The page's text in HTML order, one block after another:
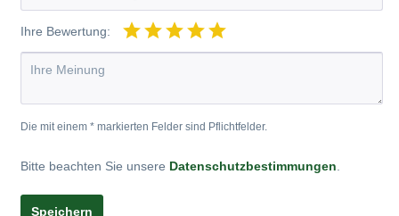
Ihre Bewertung:
Die mit einem * markierten Felder sind Pflichtfelder.
Bitte beachten Sie unsere Datenschutzbestimmungen
Speichern